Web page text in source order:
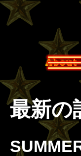
About
最新の